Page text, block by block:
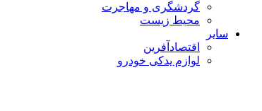
گردشگری و مهاجرت
محیط زیست
سایر
اقتصادآفرین
لوازم یدکی خودرو